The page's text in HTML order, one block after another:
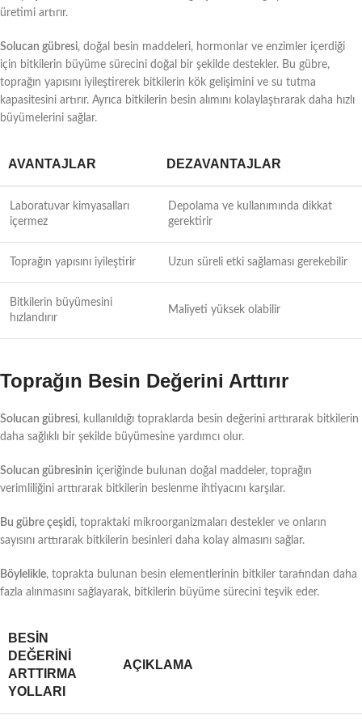
üretimi artırır.
Solucan gübresi, doğal besin maddeleri, hormonlar ve enzimler içerdiği
için bitkilerin büyüme sürecini doğal bir şekilde destekler. Bu gübre,
toprağın yapısını iyileştirerek bitkilerin kök gelişimini ve su tutma
kapasitesini artırır. Ayrıca bitkilerin besin alımını kolaylaştırarak daha hızlı
büyümelerini sağlar.
AVANTAJLAR DEZAVANTAJLAR
Laboratuvar kimyasalları
içermez
Depolama ve kullanımında dikkat
gerektirir
Toprağın yapısını iyileştirir Uzun süreli etki sağlaması gerekebilir
Bitkilerin büyümesini
hızlandırır
Maliyeti yüksek olabilir
Toprağın Besin Değerini Arttırır
Solucan gübresi, kullanıldığı topraklarda besin değerini arttırarak bitkilerin
daha sağlıklı bir şekilde büyümesine yardımcı olur.
Solucan gübresinin içeriğinde bulunan doğal maddeler, toprağın
verimliliğini arttırarak bitkilerin beslenme ihtiyacını karşılar.
Bu gübre çeşidi, topraktaki mikroorganizmaları destekler ve onların
sayısını arttırarak bitkilerin besinleri daha kolay almasını sağlar.
Böylelikle, toprakta bulunan besin elementlerinin bitkiler tarafından daha
fazla alınmasını sağlayarak, bitkilerin büyüme sürecini teşvik eder.
BESIN
DEĞERINI
ARTTIRMA
YOLLARI
AÇIKLAMA